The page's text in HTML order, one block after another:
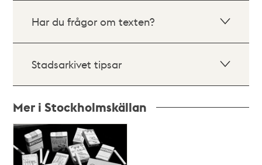
Har du frågor om texten?
Stadsarkivet tipsar
Mer i Stockholmskällan
Relaterade
poster
och